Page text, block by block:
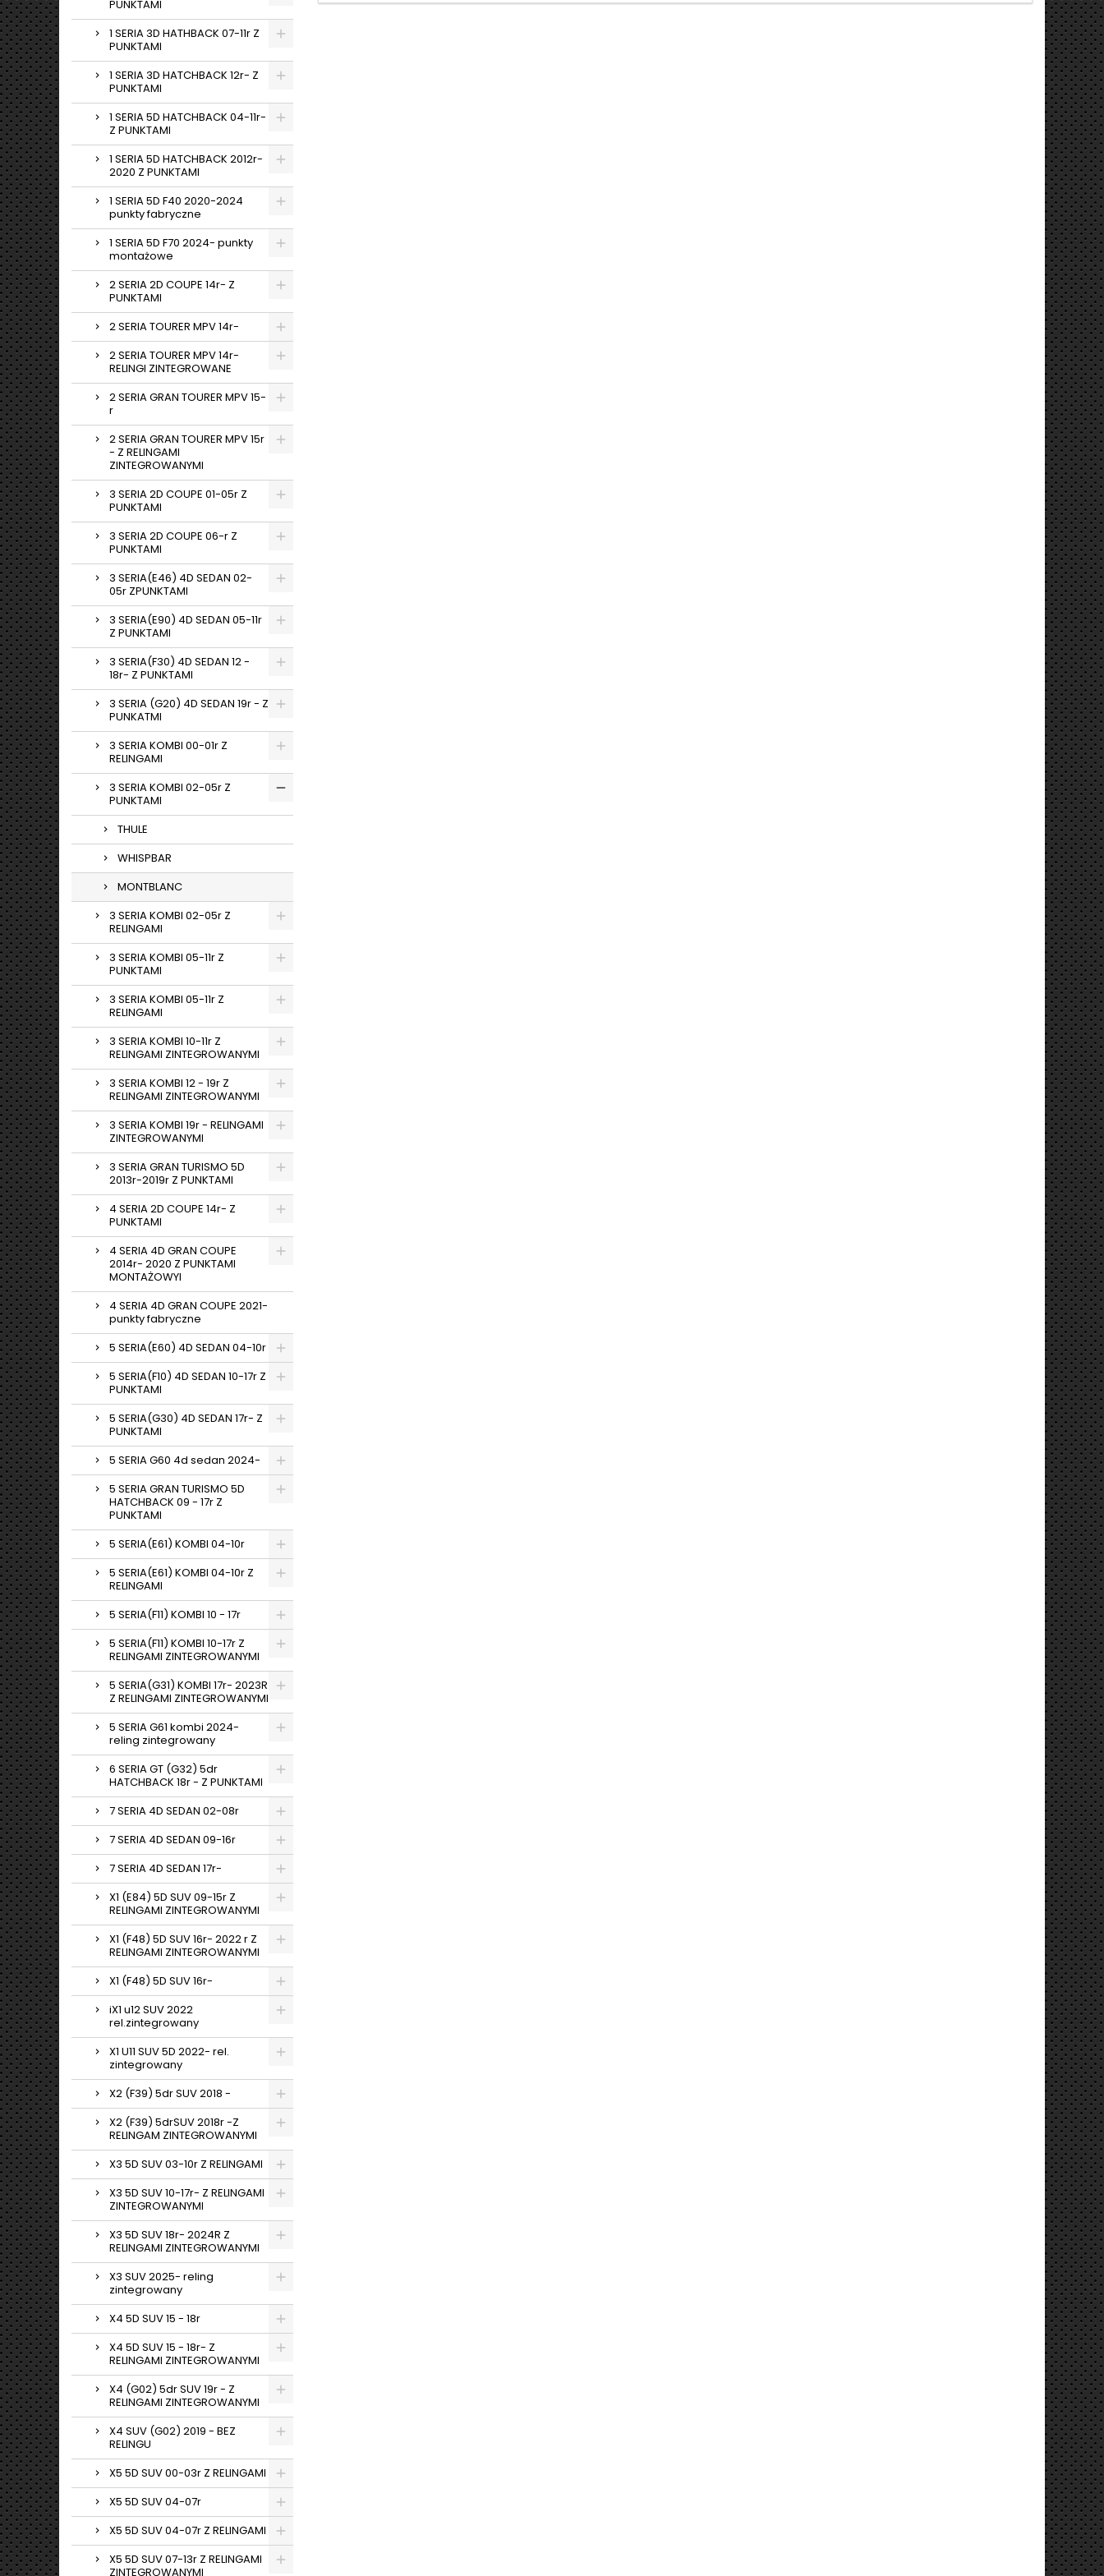
PUNKTAMI
1 SERIA 3D HATHBACK 07-11r Z
PUNKTAMI
1 SERIA 3D HATCHBACK 12r- Z
PUNKTAMI
1 SERIA 5D HATCHBACK 04-11r-
Z PUNKTAMI
1 SERIA 5D HATCHBACK 2012r-
2020 Z PUNKTAMI
1 SERIA 5D F40 2020-2024
punkty fabryczne
1 SERIA 5D F70 2024- punkty
montażowe
2 SERIA 2D COUPE 14r- Z
PUNKTAMI
2 SERIA TOURER MPV 14r-
2 SERIA TOURER MPV 14r-
RELINGI ZINTEGROWANE
2 SERIA GRAN TOURER MPV 15-
r
2 SERIA GRAN TOURER MPV 15r
- Z RELINGAMI
ZINTEGROWANYMI
3 SERIA 2D COUPE 01-05r Z
PUNKTAMI
3 SERIA 2D COUPE 06-r Z
PUNKTAMI
3 SERIA(E46) 4D SEDAN 02-
05r ZPUNKTAMI
3 SERIA(E90) 4D SEDAN 05-11r
Z PUNKTAMI
3 SERIA(F30) 4D SEDAN 12 -
18r- Z PUNKTAMI
3 SERIA (G20) 4D SEDAN 19r - Z
PUNKATMI
3 SERIA KOMBI 00-01r Z
RELINGAMI
3 SERIA KOMBI 02-05r Z
PUNKTAMI
THULE
WHISPBAR
MONTBLANC
3 SERIA KOMBI 02-05r Z
RELINGAMI
3 SERIA KOMBI 05-11r Z
PUNKTAMI
3 SERIA KOMBI 05-11r Z
RELINGAMI
3 SERIA KOMBI 10-11r Z
RELINGAMI ZINTEGROWANYMI
3 SERIA KOMBI 12 - 19r Z
RELINGAMI ZINTEGROWANYMI
3 SERIA KOMBI 19r - RELINGAMI
ZINTEGROWANYMI
3 SERIA GRAN TURISMO 5D
2013r-2019r Z PUNKTAMI
4 SERIA 2D COUPE 14r- Z
PUNKTAMI
4 SERIA 4D GRAN COUPE
2014r- 2020 Z PUNKTAMI
MONTAŻOWYI
4 SERIA 4D GRAN COUPE 2021-
punkty fabryczne
5 SERIA(E60) 4D SEDAN 04-10r
5 SERIA(F10) 4D SEDAN 10-17r Z
PUNKTAMI
5 SERIA(G30) 4D SEDAN 17r- Z
PUNKTAMI
5 SERIA G60 4d sedan 2024-
5 SERIA GRAN TURISMO 5D
HATCHBACK 09 - 17r Z
PUNKTAMI
5 SERIA(E61) KOMBI 04-10r
5 SERIA(E61) KOMBI 04-10r Z
RELINGAMI
5 SERIA(F11) KOMBI 10 - 17r
5 SERIA(F11) KOMBI 10-17r Z
RELINGAMI ZINTEGROWANYMI
5 SERIA(G31) KOMBI 17r- 2023R
Z RELINGAMI ZINTEGROWANYMI
5 SERIA G61 kombi 2024-
reling zintegrowany
6 SERIA GT (G32) 5dr
HATCHBACK 18r - Z PUNKTAMI
7 SERIA 4D SEDAN 02-08r
7 SERIA 4D SEDAN 09-16r
7 SERIA 4D SEDAN 17r-
X1 (E84) 5D SUV 09-15r Z
RELINGAMI ZINTEGROWANYMI
X1 (F48) 5D SUV 16r- 2022 r Z
RELINGAMI ZINTEGROWANYMI
X1 (F48) 5D SUV 16r-
iX1 u12 SUV 2022
rel.zintegrowany
X1 U11 SUV 5D 2022- rel.
zintegrowany
X2 (F39) 5dr SUV 2018 -
X2 (F39) 5drSUV 2018r -Z
RELINGAM ZINTEGROWANYMI
X3 5D SUV 03-10r Z RELINGAMI
X3 5D SUV 10-17r- Z RELINGAMI
ZINTEGROWANYMI
X3 5D SUV 18r- 2024R Z
RELINGAMI ZINTEGROWANYMI
X3 SUV 2025- reling
zintegrowany
X4 5D SUV 15 - 18r
X4 5D SUV 15 - 18r- Z
RELINGAMI ZINTEGROWANYMI
X4 (G02) 5dr SUV 19r - Z
RELINGAMI ZINTEGROWANYMI
X4 SUV (G02) 2019 - BEZ
RELINGU
X5 5D SUV 00-03r Z RELINGAMI
X5 5D SUV 04-07r
X5 5D SUV 04-07r Z RELINGAMI
X5 5D SUV 07-13r Z RELINGAMI
ZINTEGROWANYMI